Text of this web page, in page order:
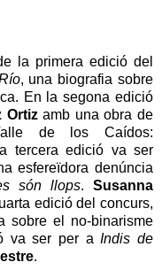
la primera edició del
, una biografia sobre
En la segona edició
Ortizamb una obra de
de los Caídos:
tercera edició va ser
esfereïdora denúncia
són llops. Susanna
edició del concurs,
sobre el no-binarisme
va ser per aIndis de
.